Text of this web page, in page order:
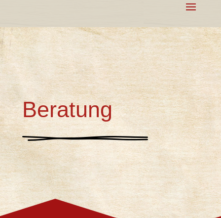
Beratung